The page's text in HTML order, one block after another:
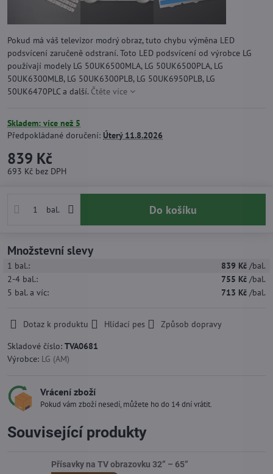
Pokud má váš televizor modrý obraz, tuto chybu výměna LED
podsvícení zaručeně odstraní. Toto LED podsvícení od výrobce LG
používají modely LG 50UK6500MLA, LG 50UK6500PLA, LG
50UK6300MLB, LG 50UK6300PLB, LG 50UK6950PLB, LG
50UK6470PLC a další. Čtěte více
Skladem: více než 5
Předpokládané doručení: Úterý11.8.2026
839 Kč
693 Kč bez DPH
bal. Do košíku
Množstevní slevy
1 bal.: 839 Kč /bal.
2-4 bal.: 755 Kč /bal.
5 bal. a víc: 713 Kč /bal.
Dotaz k produktu Hlídací pes
Způsob dopravy
Skladové číslo: TVA0681
Výrobce: LG (AM)
Vrácení zboží
Pokud vám zboží nesedí, můžete ho do 14 dní vrátit.
Související produkty
Přísavky na TV obrazovku 32” – 65”